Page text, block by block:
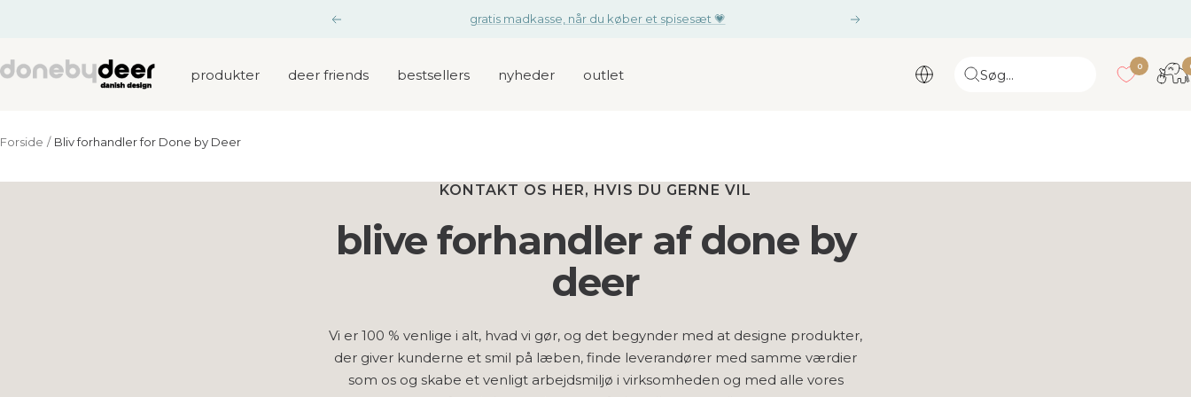
Tidligere få et gratis aktivitetslegesæt til den lille når du køber en pusletaske
Næste
produkter
deer friends bestsellers nyheder outlet
Done
Søg... 0
Forside Bliv forhandler for Done by Deer
KONTAKT OS HER, HVIS DU GERNE VIL
blive forhandler af done by
deer
Vi er 100 % venlige i alt, hvad vi gør, og det begynder med at designe produkter,
der giver kunderne et smil på læben, finde leverandører med samme værdier
som os og skabe et venligt arbejdsmiljø i virksomheden og med alle vores